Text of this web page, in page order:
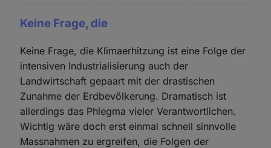
Keine Frage, die
Keine Frage, die Klimaerhitzung ist eine Folge der
intensiven Industrialisierung auch der
Landwirtschaft gepaart mit der drastischen
Zunahme der Erdbevölkerung. Dramatisch ist
allerdings das Phlegma vieler Verantwortlichen.
Wichtig wäre doch erst einmal schnell sinnvolle
Massnahmen zu ergreifen, die Folgen der